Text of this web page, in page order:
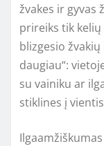
žvakes ir gyvas
prireiks tik
blizgesio
daugiau“:
su vainiku ar
stiklines į